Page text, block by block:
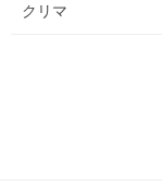
クリマ